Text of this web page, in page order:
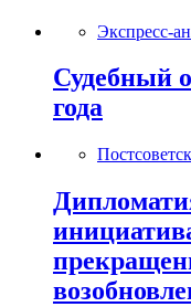
Экспресс-
Судебный
года